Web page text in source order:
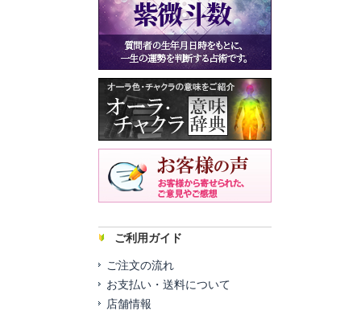
ご利用ガイド
ご注文の流れ
お支払い・送料について
店舗情報